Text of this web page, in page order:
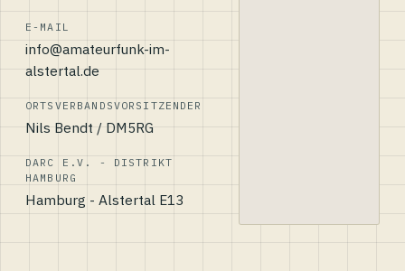
E-MAIL
info@amateurfunk-im-
alstertal.de
ORTSVERBANDSVORSITZENDER
Nils Bendt / DM5RG
DARC E.V. - DISTRIKT
HAMBURG
Hamburg - Alstertal E13